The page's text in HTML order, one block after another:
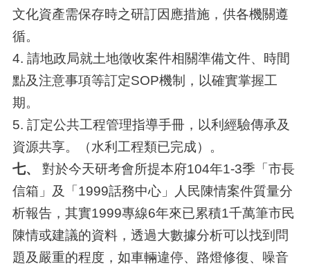
文化資產需保存時之研訂因應措施，供各機關遵
循。
4. 請地政局就土地徵收案件相關準備文件、時間
點及注意事項等訂定SOP機制，以確實掌握工
期。
5. 訂定公共工程管理指導手冊，以利經驗傳承及
資源共享。（水利工程類已完成）。
七、
對於今天研考會所提本府104年1-3季「市長
信箱」及「1999話務中心」人民陳情案件質量分
析報告，其實1999專線6年來已累積1千萬筆市民
陳情或建議的資料，透過大數據分析可以找到問
題及嚴重的程度，如車輛違停、路燈修復、噪音